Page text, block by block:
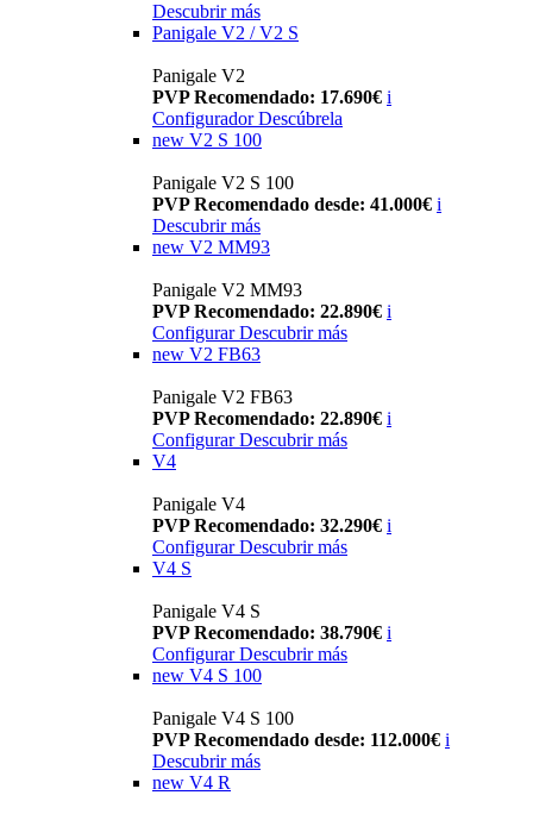
Descubrir más
Panigale V2 / V2 S
Panigale V2
PVP Recomendado: 17.690€ i
Configurador Descúbrela
new V2 S 100
Panigale V2 S 100
PVP Recomendado desde: 41.000€ i
Descubrir más
new V2 MM93
Panigale V2 MM93
PVP Recomendado: 22.890€ i
Configurar Descubrir más
new V2 FB63
Panigale V2 FB63
PVP Recomendado: 22.890€ i
Configurar Descubrir más
V4
Panigale V4
PVP Recomendado: 32.290€ i
Configurar Descubrir más
V4 S
Panigale V4 S
PVP Recomendado: 38.790€ i
Configurar Descubrir más
new V4 S 100
Panigale V4 S 100
PVP Recomendado desde: 112.000€ i
Descubrir más
new V4 R